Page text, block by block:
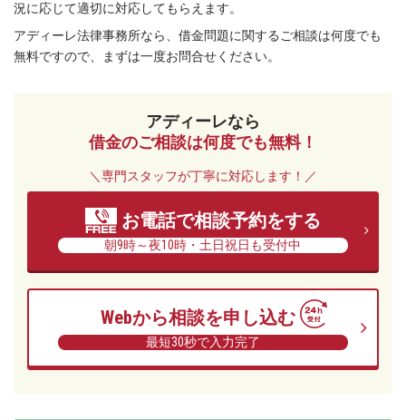
況に応じて適切に対応してもらえます。
アディーレ法律事務所なら、借金問題に関するご相談は何度でも
無料ですので、まずは一度お問合せください。
アディーレなら
借金のご相談は何度でも無料！
＼専門スタッフが丁寧に対応します！／
お電話で相談予約をする
朝9時～夜10時・土日祝日も受付中
Webから相談を申し込む
最短30秒で入力完了